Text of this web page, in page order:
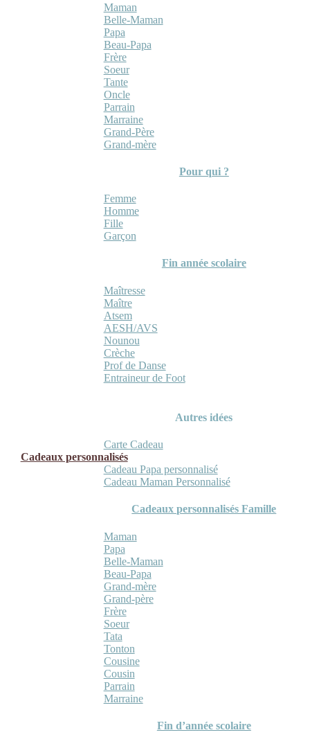
Maman
Belle-Maman
Papa
Beau-Papa
Frère
Soeur
Tante
Oncle
Parrain
Marraine
Grand-Père
Grand-mère
Pour qui ?
Femme
Homme
Fille
Garçon
Fin année scolaire
Maîtresse
Maître
Atsem
AESH/AVS
Nounou
Crèche
Prof de Danse
Entraineur de Foot
Autres idées
Carte Cadeau
Cadeaux personnalisés
Cadeau Papa personnalisé
Cadeau Maman Personnalisé
Cadeaux personnalisés Famille
Maman
Papa
Belle-Maman
Beau-Papa
Grand-mère
Grand-père
Frère
Soeur
Tata
Tonton
Cousine
Cousin
Parrain
Marraine
Fin d’année scolaire